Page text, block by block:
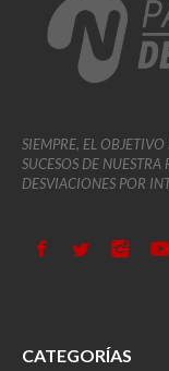
SIEMPRE, EL
SUCESOS DE
DESVIACIONES POR
CATEGORÍAS